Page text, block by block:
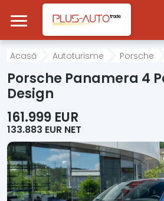
Mergi direct la conținutul principal
Acasă
Autoturisme
Motociclete
Autoutilitare
Alte tipuri vehicule
Acasă Autoturisme Porsche
Porsche Panamera 4
Design
161.999 EUR
133.883 EUR NET